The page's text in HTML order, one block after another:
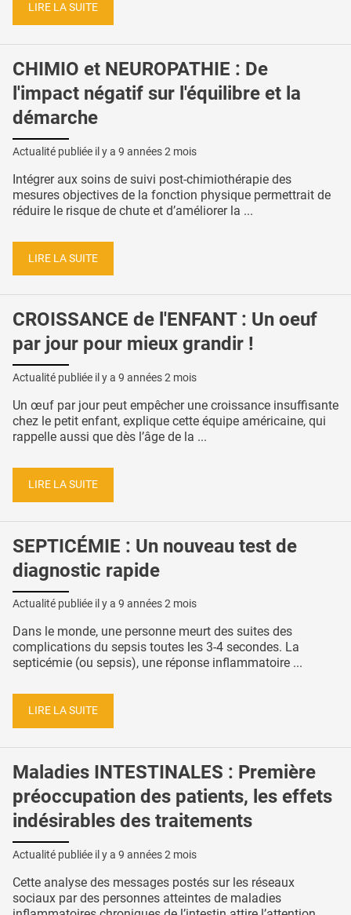
LIRE LA SUITE
CHIMIO et NEUROPATHIE : De
l'impact négatif sur l'équilibre et la
démarche
Actualité publiée il y a 9 années 2 mois
Intégrer aux soins de suivi post-chimiothérapie des
mesures objectives de la fonction physique permettrait de
réduire le risque de chute et d’améliorer la ...
LIRE LA SUITE
CROISSANCE de l'ENFANT : Un oeuf
par jour pour mieux grandir !
Actualité publiée il y a 9 années 2 mois
Un œuf par jour peut empêcher une croissance insuffisante
chez le petit enfant, explique cette équipe américaine, qui
rappelle aussi que dès l’âge de la ...
LIRE LA SUITE
SEPTICÉMIE : Un nouveau test de
diagnostic rapide
Actualité publiée il y a 9 années 2 mois
Dans le monde, une personne meurt des suites des
complications du sepsis toutes les 3-4 secondes. La
septicémie (ou sepsis), une réponse inflammatoire ...
LIRE LA SUITE
Maladies INTESTINALES : Première
préoccupation des patients, les effets
indésirables des traitements
Actualité publiée il y a 9 années 2 mois
Cette analyse des messages postés sur les réseaux
sociaux par des personnes atteintes de maladies